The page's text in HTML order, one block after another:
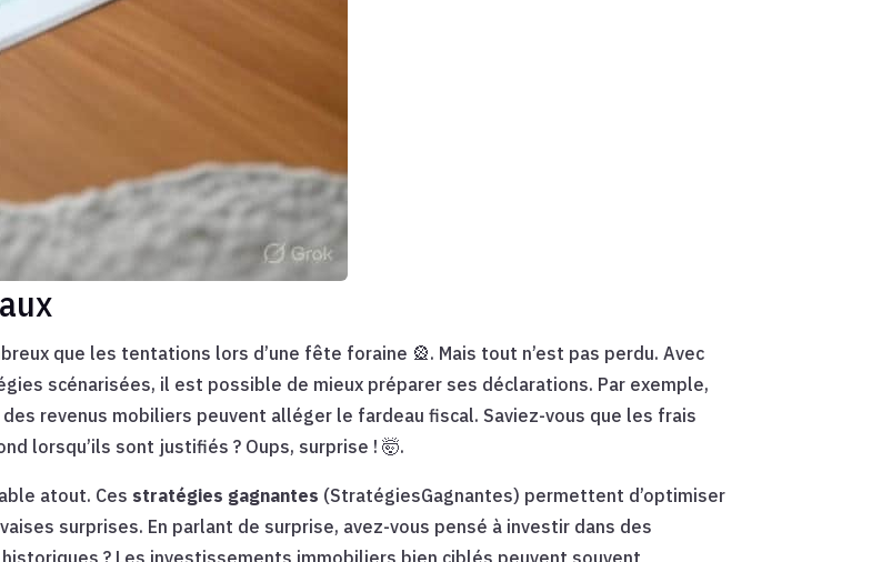
que les tentations lors d’une fête foraine 🎡. Mais tout n’est pas perdu. Avec
scénarisées, il est possible de mieux préparer ses déclarations. Par exemple,
revenus mobiliers peuvent alléger le fardeau fiscal. Saviez-vous que les frais
lorsqu’ils sont justifiés ? Oups, surprise ! 🤯.
atout. Ces stratégies gagnantes (StratégiesGagnantes) permettent d’optimiser
surprises. En parlant de surprise, avez-vous pensé à investir dans des